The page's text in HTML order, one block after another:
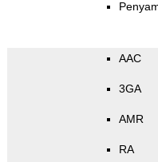
AAC
3GA
AMR
RA